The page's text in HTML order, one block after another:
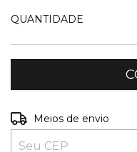
QUANTIDADE
Entregas para o CEP:
Meios de envio